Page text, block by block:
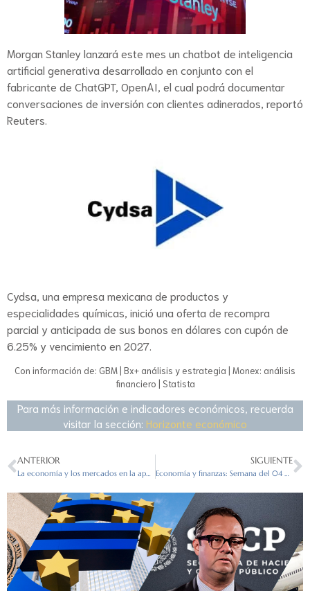
Morgan Stanley lanzará este mes un chatbot de inteligencia
artificial generativa desarrollado en conjunto con el
fabricante de ChatGPT, OpenAI, el cual podrá documentar
conversaciones de inversión con clientes adinerados, reportó
Reuters.
Cydsa, una empresa mexicana de productos y
especialidades químicas, inició una oferta de recompra
parcial y anticipada de sus bonos en dólares con cupón de
6.25% y vencimiento en 2027.
Con información de: GBM | Bx+ análisis y estrategia | Monex: análisis
financiero | Statista
Para más información e indicadores económicos, recuerda
visitar la sección: Horizonte económico
ANTERIOR
La economía y los mercados en la apertura del 07/09/2023
SIGUIENTE
Economía y finanzas: Semana del 04 al 08 de septiembre